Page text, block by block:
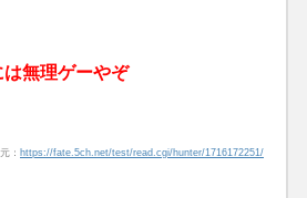
無理ゲーやぞ
： https://fate.5ch.net/test/read.cgi/hunter/1716172251/